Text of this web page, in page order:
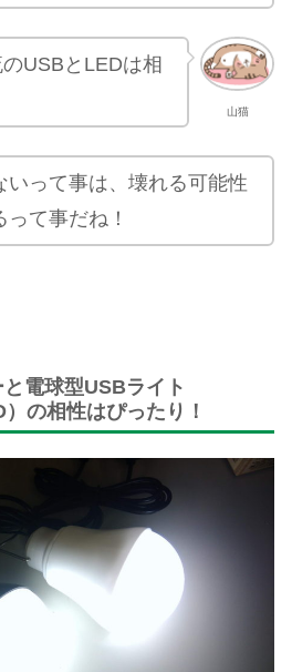
山猫
USBとLEDは相
いって事は、壊れる可能性
って事だね！
電球型USBライト
の相性はぴったり！